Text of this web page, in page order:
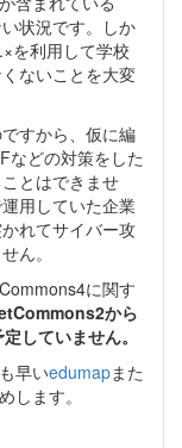
状況です。しか
を利用して学校
ないことを大変
すから、仮に編
などの対策をした
とはできませ
用していた企業
れてサイバー攻
ん。
に関す
から
していません。
早いedumapまた
します。